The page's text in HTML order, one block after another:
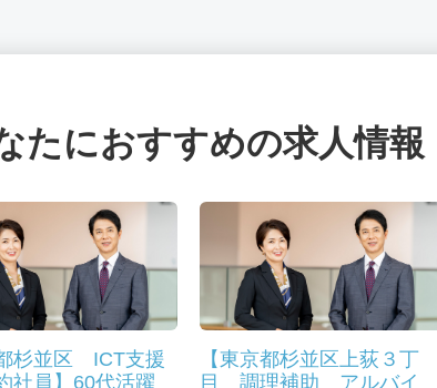
たにおすすめの求人情報
都杉並区 ICT支援
社員】60代活躍
【東京都杉並区上荻３丁
目 調理補助 アルバイ